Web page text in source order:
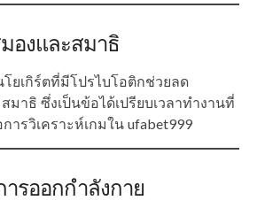
องและสมาธิ
ยเกิร์ตที่มีโปรไบโอติกช่วยลด
มาธิ ซึ่งเป็นข้อได้เปรียบเวลาทำงานที่
ารวิเคราะห์เกมใน ufabet999
ารออกกำลังกาย